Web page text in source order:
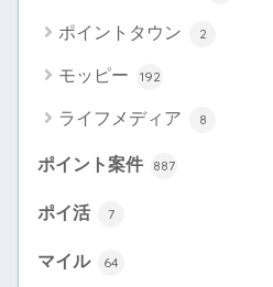
ポイントタウン 2
モッピー 192
ライフメディア 8
ポイント案件 887
ポイ活 7
マイル 64